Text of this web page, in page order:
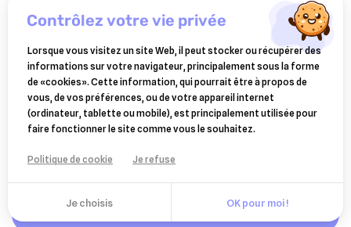
SELECTIVE
selective - alimentation
pour lapin adulte en
granulés 1,5 kg
9,45 €
contrôlez votre vie privée
Lorsque vous visitez un site Web, il peut stocker ou récupérer des
informations sur votre navigateur, principalement sous la forme
de «cookies». Cette information, qui pourrait être à propos de
vous, de vos préférences, ou de votre appareil internet
(ordinateur, tablette ou mobile), est principalement utilisée pour
faire fonctionner le site comme vous le souhaitez.
Politique de cookie Je refuse
Je choisis OK pour moi !